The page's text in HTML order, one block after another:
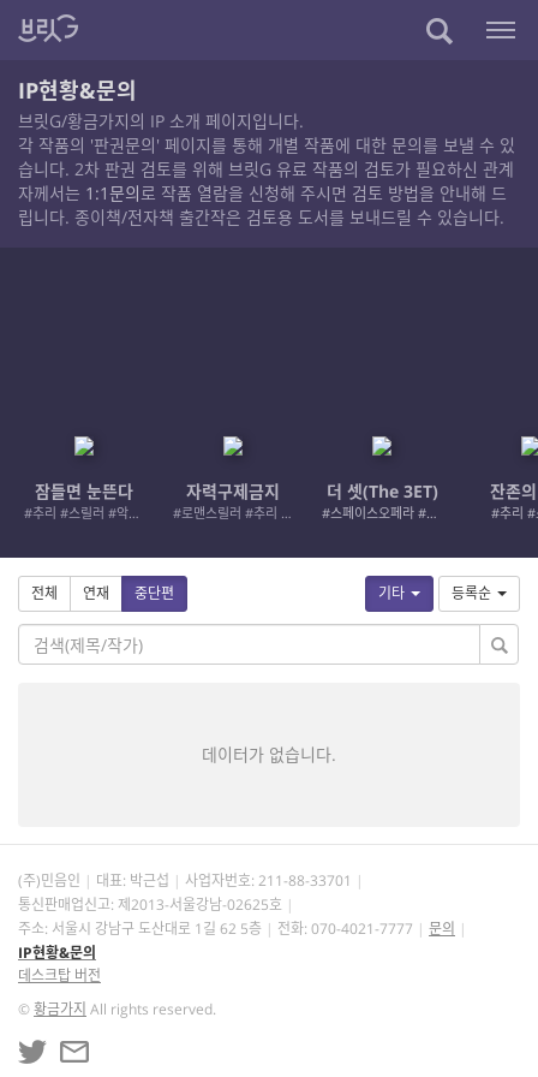
IP현황&문의
브릿G/황금가지의 IP 소개 페이지입니다.
각 작품의 '판권문의' 페이지를 통해 개별 작품에 대한 문의를 보낼 수 있
습니다. 2차 판권 검토를 위해 브릿G 유료 작품의 검토가 필요하신 관계
자께서는 1:1문의로 작품 열람을 신청해 주시면 검토 방법을 안내해 드
립니다. 종이책/전자책 출간작은 검토용 도서를 보내드릴 수 있습니다.
잠들면 눈뜬다
#추리 #스릴러 #악인 #로드레이지
자력구제금지
#로맨스릴러 #추리 #여성서사 #사적제재
더 셋(The 3ET)
#스페이스오페라 #우주활극
잔존
#추리 #
기타 등록순
전체 연재 중단편
데이터가 없습니다.
(주)민음인 대표: 박근섭 사업자번호: 211-88-33701
통신판매업신고: 제2013-서울강남-02625호
주소: 서울시 강남구 도산대로 1길 62 5층
전화: 070-4021-7777
문의
IP현황&문의
데스크탑 버전
©황금가지 All rights reserved.